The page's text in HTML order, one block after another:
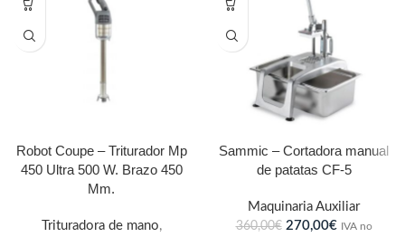
Robot Coupe – Triturador Mp
450 Ultra 500 W. Brazo 450
Mm.
Trituradora de mano,
Sammic – Cortadora manual
de patatas CF-5
Maquinaria Auxiliar
360,00€ 270,00€
IVA no